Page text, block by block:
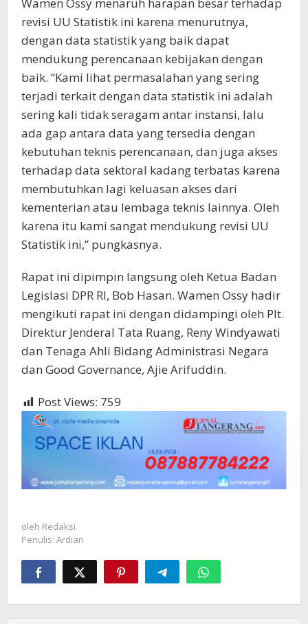
revisi UU Statistik ini karena menurutnya,
dengan data statistik yang baik dapat
mendukung perencanaan kebijakan dengan
baik. “Kami lihat permasalahan yang sering
terjadi terkait dengan data statistik ini adalah
sering kali tidak seragam antar instansi, lalu
ada gap antara data yang tersedia dengan
kebutuhan teknis perencanaan, dan juga akses
terhadap data sektoral kadang terbatas karena
membutuhkan lagi keluasan akses dari
kementerian atau lembaga teknis lainnya. Oleh
karena itu kami sangat mendukung revisi UU
Statistik ini,” pungkasnya.
Rapat ini dipimpin langsung oleh Ketua Badan
Legislasi DPR RI, Bob Hasan. Wamen Ossy hadir
mengikuti rapat ini dengan didampingi oleh Plt.
Direktur Jenderal Tata Ruang, Reny Windyawati
dan Tenaga Ahli Bidang Administrasi Negara
dan Good Governance, Ajie Arifuddin.
Post Views: 759
oleh Redaksi
Penulis: Ardian